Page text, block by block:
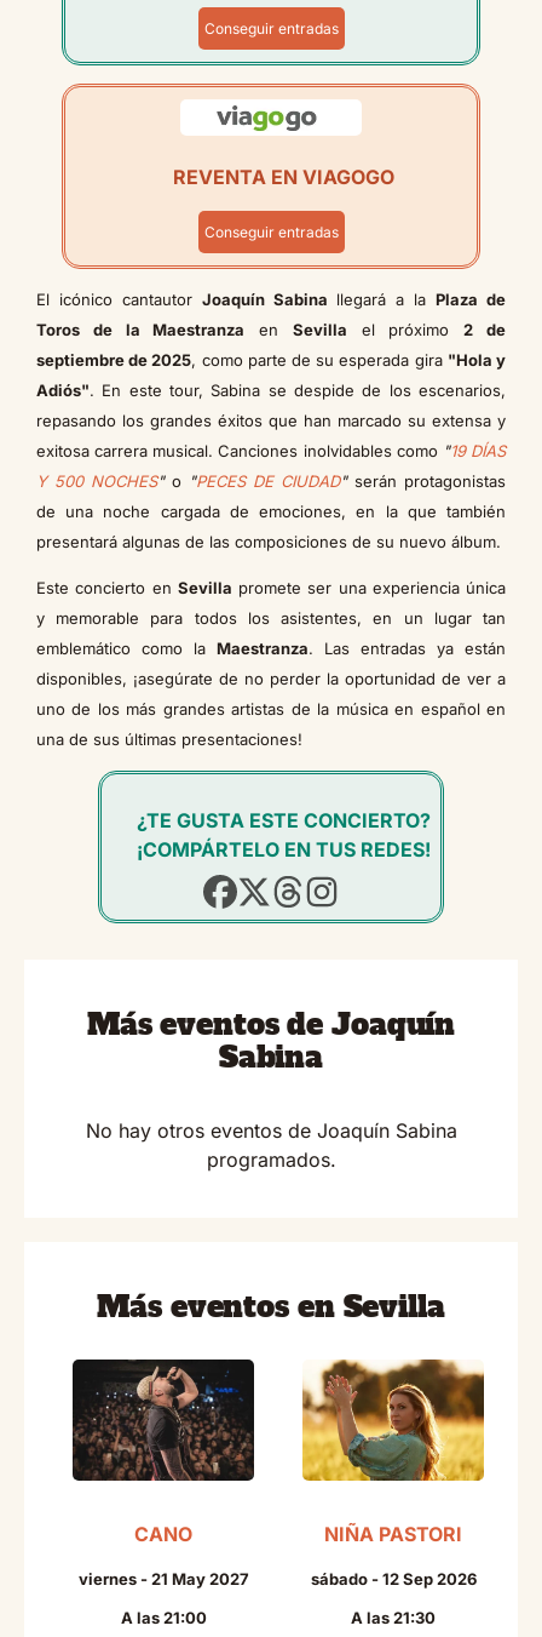
Conseguir entradas
REVENTA EN VIAGOGO
Conseguir entradas
El icónico cantautor Joaquín Sabina llegará a laPlaza de
Toros de la Maestranza en Sevilla el próximo2 de
septiembre de 2025, como parte de su esperada gira "Hola y
Adiós". En este tour, Sabina se despide de los escenarios,
repasando los grandes éxitos que han marcado su extensa y
exitosa carrera musical. Canciones inolvidables como "19 DÍAS
Y 500 NOCHES"o "PECES DE CIUDAD"serán protagonistas
de una noche cargada de emociones, en la que también
presentará algunas de las composiciones de su nuevo álbum.
Este concierto en Sevilla promete ser una experiencia única
y memorable para todos los asistentes, en un lugar tan
emblemático como la Maestranza. Las entradas ya están
disponibles, ¡asegúrate de no perder la oportunidad de ver a
uno de los más grandes artistas de la música en español en
una de sus últimas presentaciones!
¿TE GUSTA ESTE CONCIERTO?
¡COMPÁRTELO EN TUS REDES!
Más eventos de Joaquín
Sabina
No hay otros eventos de Joaquín Sabina
programados.
Más eventos en Sevilla
CANO
viernes - 21 May 2027
A las 21:00
NIÑA PASTORI
sábado - 12 Sep 2026
A las 21:30